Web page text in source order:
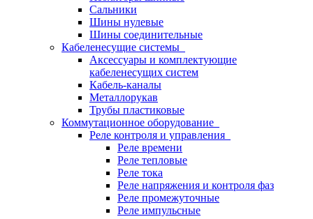
Сальники
Шины нулевые
Шины соединительные
Кабеленесущие системы
Аксессуары и комплектующие
кабеленесущих систем
Кабель-каналы
Металлорукав
Трубы пластиковые
Коммутационное оборудование
Реле контроля и управления
Реле времени
Реле тепловые
Реле тока
Реле напряжения и контроля фаз
Реле промежуточные
Реле импульсные